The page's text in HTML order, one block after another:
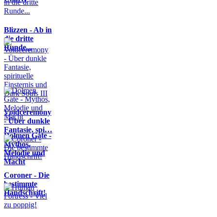
Blizzen - Ab in
die dritte
Runde...
Voidceremony
- Über dunkle
Fantasie, spi…
Dolmen Gate -
Mythos,
Melodie und
Macht
Coroner - Die
bestimmte
Handschrift!